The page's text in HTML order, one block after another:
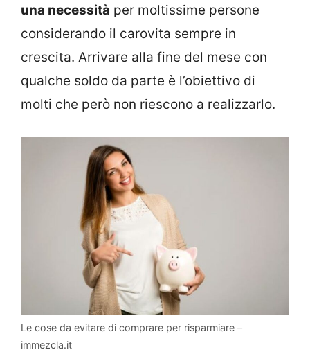
una necessità per moltissime persone
considerando il carovita sempre in
crescita. Arrivare alla fine del mese con
qualche soldo da parte è l’obiettivo di
molti che però non riescono a realizzarlo.
Le cose da evitare di comprare per risparmiare –
immezcla.it